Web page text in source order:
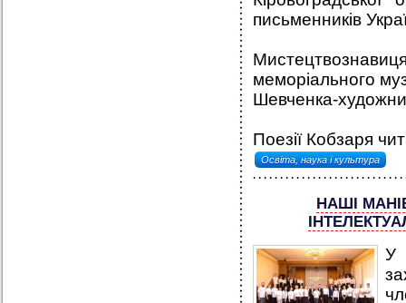
письменників
меморіального
Шевченка-
Поезії Кобзаря
Освіта, наука і культура
НАШІ
У